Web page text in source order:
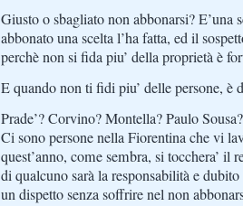
Giusto o sbagliato non abbonarsi? E’una
abbonato una scelta l’ha fatta, ed il
perchè non si fida piu’ della proprietà è
E quando non ti fidi piu’ delle persone, è
Prade’? Corvino? Montella? Paulo
Ci sono persone nella Fiorentina che vi
quest’anno, come sembra, si tocchera’ il
di qualcuno sarà la responsabilità e
un dispetto senza soffrire nel non